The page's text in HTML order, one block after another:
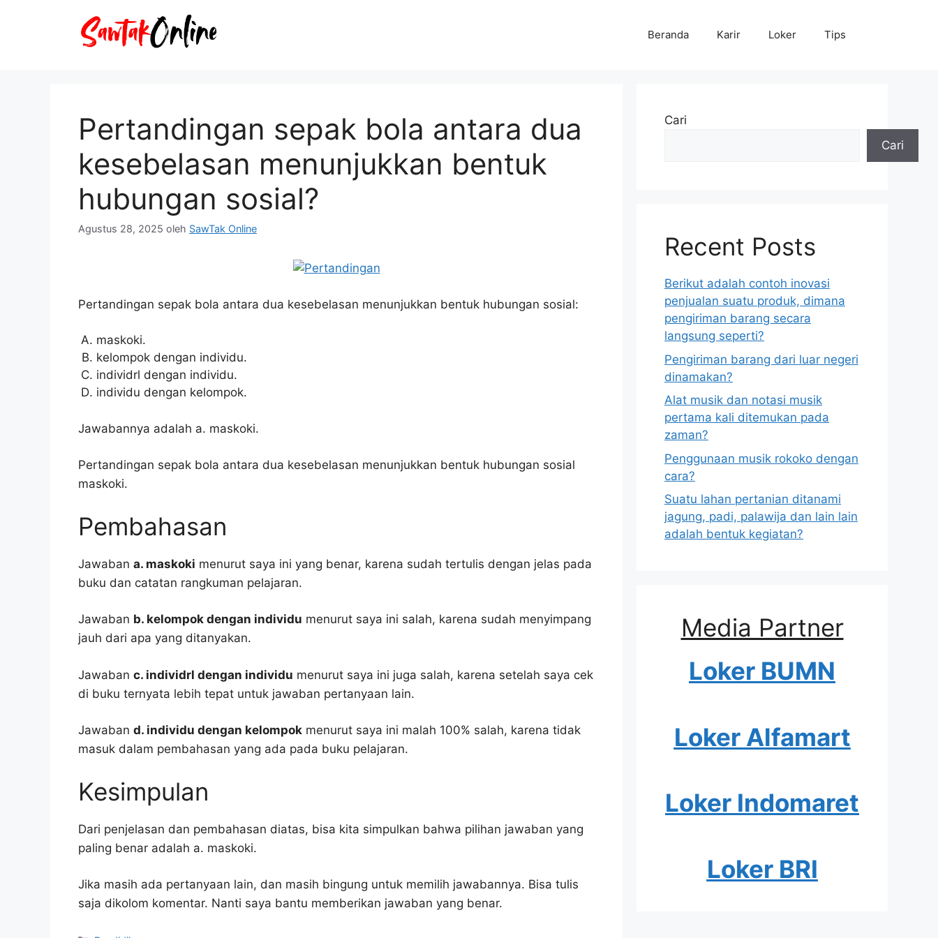
Beranda Karir Loker Tips
Pertandingan sepak bola antara dua
kesebelasan menunjukkan bentuk
hubungan sosial?
Agustus 28, 2025 oleh SawTak Online
Pertandingan sepak bola antara dua kesebelasan menunjukkan bentuk hubungan sosial:
maskoki.
kelompok dengan individu.
individrl dengan individu.
individu dengan kelompok.
Jawabannya adalah a. maskoki.
Pertandingan sepak bola antara dua kesebelasan menunjukkan bentuk hubungan sosial
maskoki.
Pembahasan
Jawaban a. maskoki menurut saya ini yang benar, karena sudah tertulis dengan jelas pada
buku dan catatan rangkuman pelajaran.
Jawaban b. kelompok dengan individu menurut saya ini salah, karena sudah menyimpang
jauh dari apa yang ditanyakan.
Jawaban c. individrl dengan individu menurut saya ini juga salah, karena setelah saya cek
di buku ternyata lebih tepat untuk jawaban pertanyaan lain.
Jawaban d. individu dengan kelompok menurut saya ini malah 100% salah, karena tidak
masuk dalam pembahasan yang ada pada buku pelajaran.
Kesimpulan
Dari penjelasan dan pembahasan diatas, bisa kita simpulkan bahwa pilihan jawaban yang
paling benar adalah a. maskoki.
Jika masih ada pertanyaan lain, dan masih bingung untuk memilih jawabannya. Bisa tulis
saja dikolom komentar. Nanti saya bantu memberikan jawaban yang benar.
Cari
Cari
Recent Posts
Berikut adalah contoh inovasi
penjualan suatu produk, dimana
pengiriman barang secara
langsung seperti?
Pengiriman barang dari luar negeri
dinamakan?
Alat musik dan notasi musik
pertama kali ditemukan pada
zaman?
Penggunaan musik rokoko dengan
cara?
Suatu lahan pertanian ditanami
jagung, padi, palawija dan lain lain
adalah bentuk kegiatan?
Media Partner
Loker BUMN
Loker Alfamart
Loker Indomaret
Loker BRI